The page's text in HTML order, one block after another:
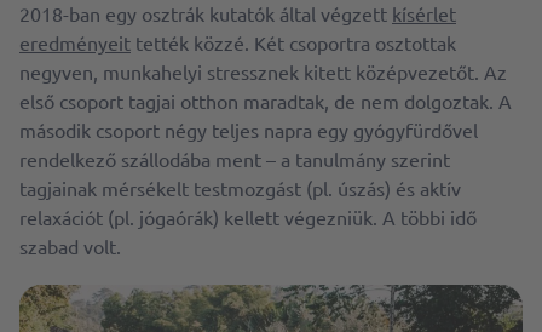
2018-ban egy osztrák kutatók által végzett kísérlet
eredményeit tették közzé. Két csoportra osztottak
negyven, munkahelyi stressznek kitett középvezetőt. Az
első csoport tagjai otthon maradtak, de nem dolgoztak. A
második csoport négy teljes napra egy gyógyfürdővel
rendelkező szállodába ment – a tanulmány szerint
tagjainak mérsékelt testmozgást (pl. úszás) és aktív
relaxációt (pl. jógaórák) kellett végezniük. A többi idő
szabad volt.